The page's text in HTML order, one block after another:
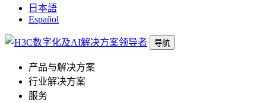
日本語
Español
导航
产品与解决方案
行业解决方案
服务